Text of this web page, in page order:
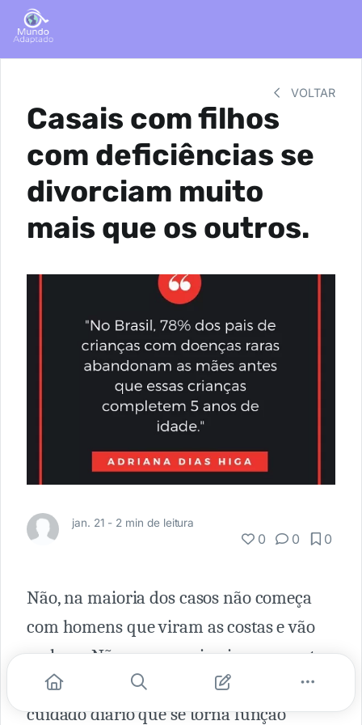
VOLTAR
Casais com filhos
com deficiências se
divorciam muito
mais que os outros.
jan. 21 - 2 min de leitura
0 0 0
Não, na maioria dos casos não começa
com homens que viram as costas e vão
embora. Não em um primeiro momento.
Começa com o abandono cruel do
cuidado diário que se torna função